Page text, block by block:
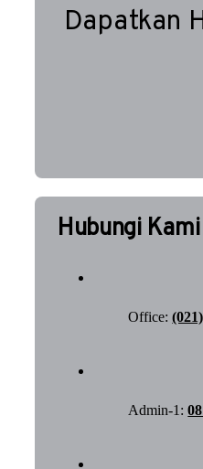
Dapatkan
Hubungi Kami
Office:
Admin-1: